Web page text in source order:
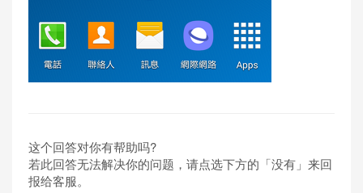
这个回答对你有帮助吗?
若此回答无法解决你的问题，请点选下方的「没有」来回
报给客服。